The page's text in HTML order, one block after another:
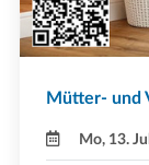
Mütter- und
Mo, 13.